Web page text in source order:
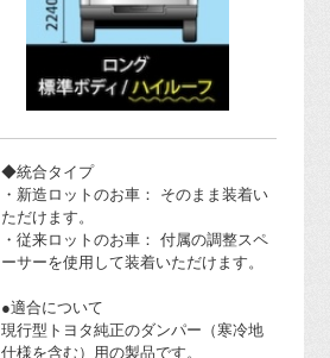
◆統合タイプ
・新造ロットのお車： そのまま装着い
ただけます。
・従来ロットのお車： 付属の調整スペ
ーサーを使用して装着いただけます。
●適合について
現行型トヨタ純正のダンパー（寒冷地
仕様を含む）用の製品です。